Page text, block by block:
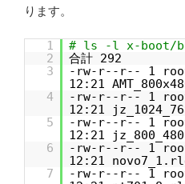
ります。
1
# ls -l x-boot/
2
合計 292
3
-rw-r--r-- 1
12:21
4
-rw-r--r-- 1
12:21
5
-rw-r--r-- 1
12:21
6
-rw-r--r-- 1
12:21
7
-rw-r--r-- 1